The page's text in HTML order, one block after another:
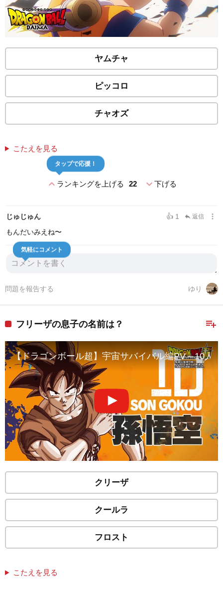
ヤムチャ
ピッコロ
チャオズ
こたえを見る
expand_lessランキングを上げる 22
タップで応援！
expand_more下げる
じゅじゅん 👍 1 reply 返信 more_vert
もんだいみえね〜
気軽にコメント
ゆり
問題を報告する
playlist_add
フリーザの息子の名前は？
【ドラゴンボール超】宇宙サバイバル編PV～10人
クリーザ
クールラ
フロスト
こたえを見る